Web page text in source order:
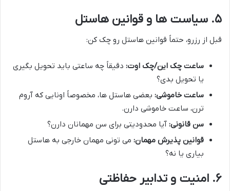
۵. سیاست ها و قوانین هاستل
قبل از رزرو، حتماً قوانین هاستل رو چک کن:
ساعت چک این/چک اوت: دقیقاً چه ساعتی باید تحویل بگیری
یا تحویل بدی؟
ساعت خاموشی: بعضی هاستل ها، مخصوصاً اونایی که آروم
ترن، ساعت خاموشی دارن.
سن قانونی: آیا محدودیتی برای سن مهمانان دارن؟
قوانین پذیرش مهمان: می تونی مهمان خارجی به هاستل
بیاری یا نه؟
۶. امنیت و تدابیر حفاظتی